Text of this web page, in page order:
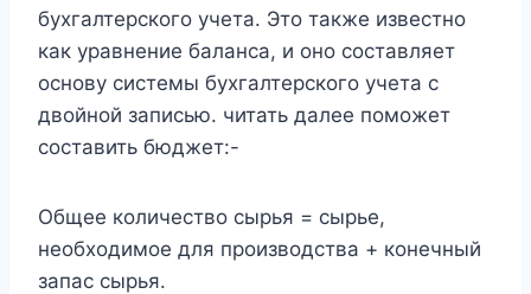
бухгалтерского учета. Это также известно
как уравнение баланса, и оно составляет
основу системы бухгалтерского учета с
двойной записью. читать далее поможет
составить бюджет:-
Общее количество сырья = сырье,
необходимое для производства + конечный
запас сырья.